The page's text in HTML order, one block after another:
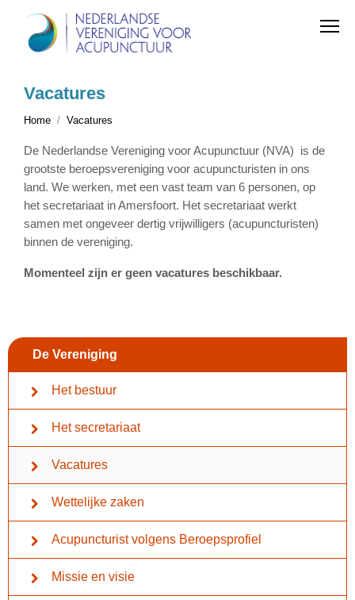
De Vereniging
Het bestuur
Het secretariaat
Vacatures
Wettelijke zaken
Acupuncturist volgens Beroepsprofiel
Missie en visie
Vacatures
Home Vacatures
De Nederlandse Vereniging voor Acupunctuur (NVA) is de
grootste beroepsvereniging voor acupuncturisten in ons
land. We werken, met een vast team van 6 personen, op
het secretariaat in Amersfoort. Het secretariaat werkt
samen met ongeveer dertig vrijwilligers (acupuncturisten)
binnen de vereniging.
Momenteel zijn er geen vacatures beschikbaar.